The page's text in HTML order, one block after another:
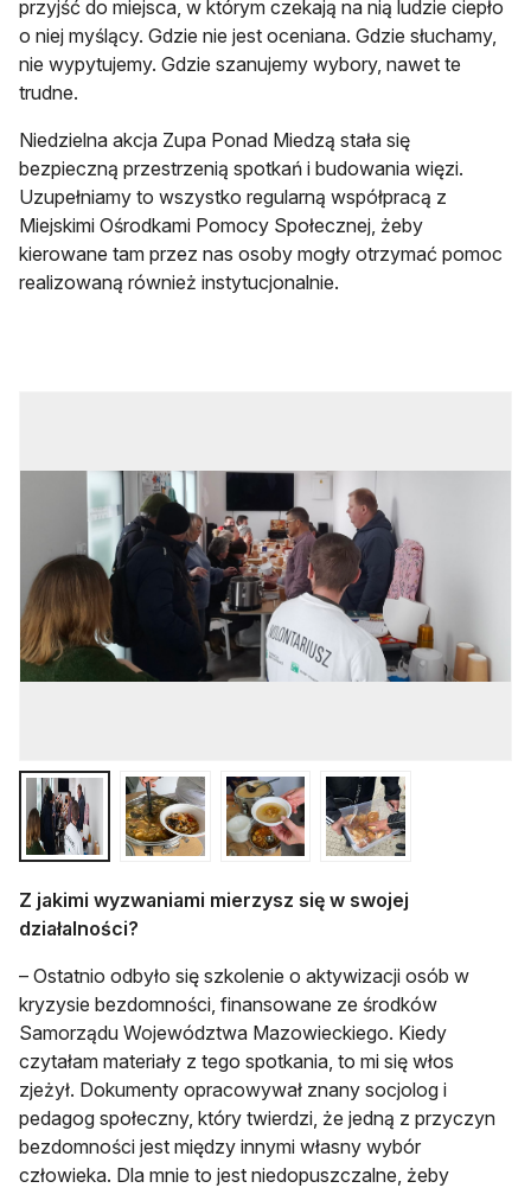
przyjść do miejsca, w którym czekają na nią ludzie ciepło
o niej myślący. Gdzie nie jest oceniana. Gdzie słuchamy,
nie wypytujemy. Gdzie szanujemy wybory, nawet te
trudne.
Niedzielna akcja Zupa Ponad Miedzą stała się
bezpieczną przestrzenią spotkań i budowania więzi.
Uzupełniamy to wszystko regularną współpracą z
Miejskimi Ośrodkami Pomocy Społecznej, żeby
kierowane tam przez nas osoby mogły otrzymać pomoc
realizowaną również instytucjonalnie.
Z jakimi wyzwaniami mierzysz się w swojej
działalności?
– Ostatnio odbyło się szkolenie o aktywizacji osób w
kryzysie bezdomności, finansowane ze środków
Samorządu Województwa Mazowieckiego. Kiedy
czytałam materiały z tego spotkania, to mi się włos
zjeżył. Dokumenty opracowywał znany socjolog i
pedagog społeczny, który twierdzi, że jedną z przyczyn
bezdomności jest między innymi własny wybór
człowieka. Dla mnie to jest niedopuszczalne, żeby